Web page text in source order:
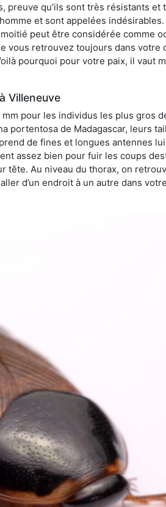
qu’ils sont très résistants
et sont appelées
peut être considérée comme
vous retrouvez toujours dans
pourquoi pour votre paix, il vaut
Villeneuve
pour les individus les plus gros
portentosa de Madagascar, leurs
de fines et longues antennes
assez bien pour fuir les coups
Au niveau du thorax, on
d’un endroit à un autre dans